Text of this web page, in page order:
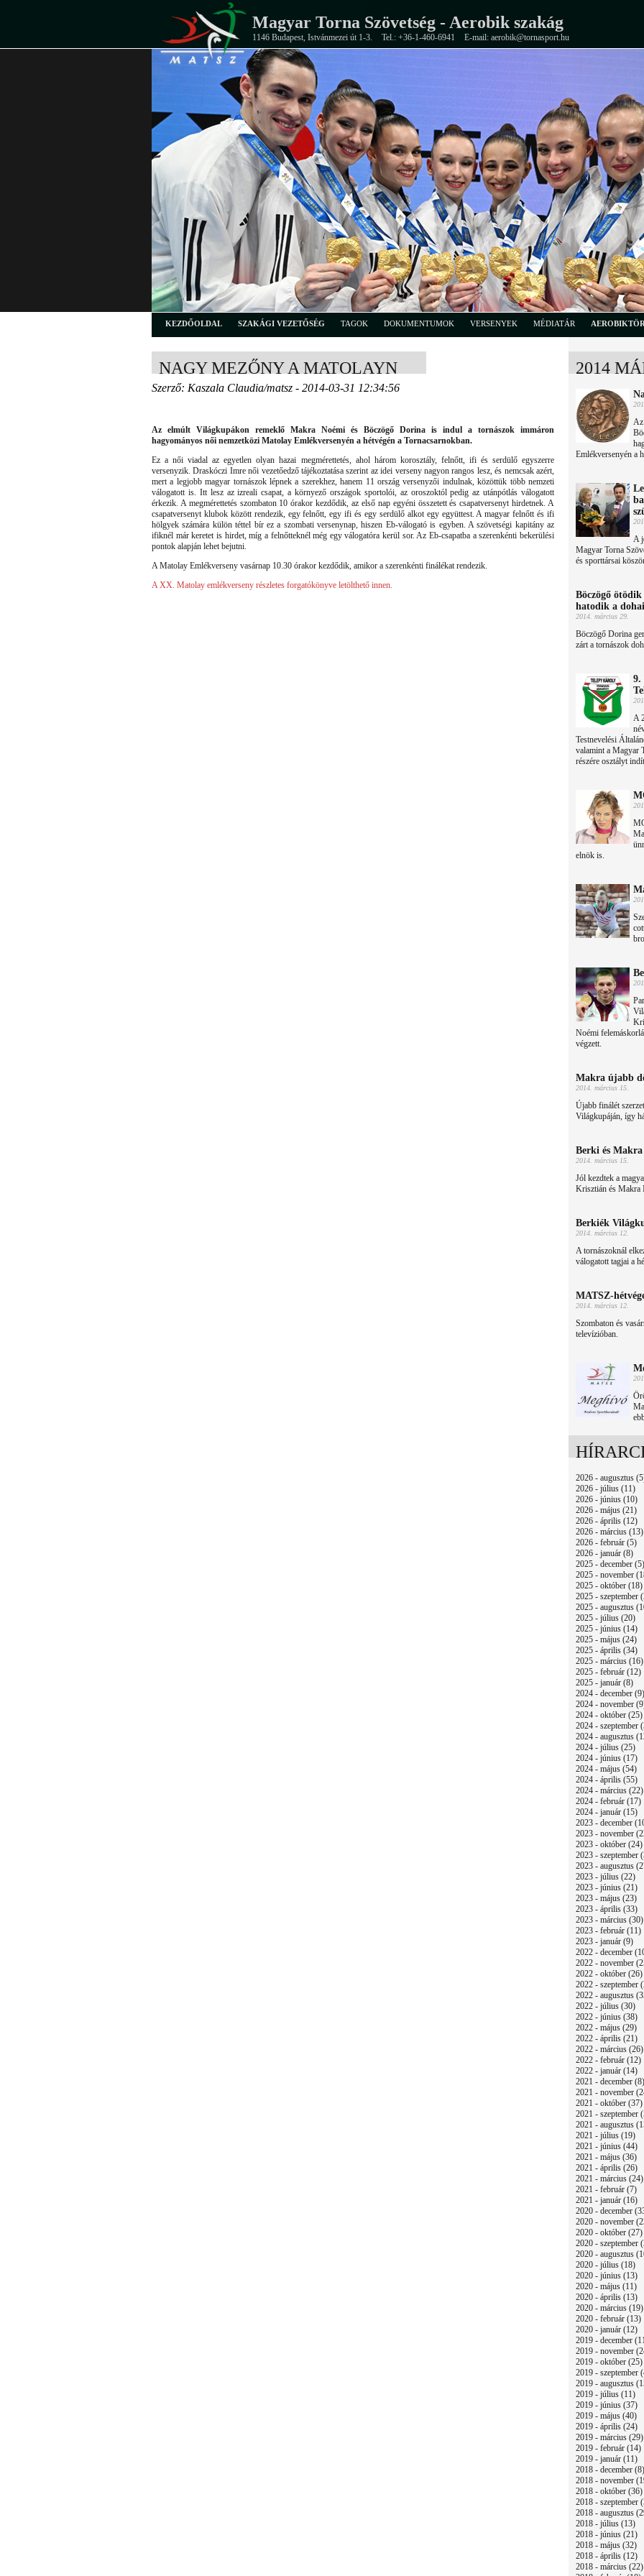
Magyar Torna Szövetség - Aerobik szakág
1146 Budapest, Istvánmezei út 1-3. Tel.: +36-1-460-6941 E-mail: aerobik@tornasport.hu
KEZDŐOLDAL SZAKÁGI VEZETŐSÉG TAGOK DOKUMENTUMOK VERSENYEK MÉDIATÁR
NAGY MEZŐNY A MATOLAYN
Szerző: Kaszala Claudia/matsz - 2014-03-31 12:34:56
Az elmúlt Világkupákon remeklő Makra Noémi és Böczögő Dorina is indul a tornászok immáron
hagyományos női nemzetközi Matolay Emlékversenyén a hétvégén a Tornacsarnokban.
Ez a női viadal az egyetlen olyan hazai megmérettetés, ahol három korosztály, felnőtt, ifi és serdülő egyszerre
versenyzik. Draskóczi Imre női vezetőedző tájékoztatása szerint az idei verseny nagyon rangos lesz, és nemcsak azért,
mert a legjobb magyar tornászok lépnek a szerekhez, hanem 11 ország versenyzői indulnak, közöttük több nemzeti
válogatott is. Itt lesz az izreali csapat, a környező országok sportolói, az oroszoktól pedig az utánpótlás válogatott
érkezik. A megmérettetés szombaton 10 órakor kezdődik, az első nap egyéni összetett és csapatversenyt hirdetnek. A
csapatversenyt klubok között rendezik, egy felnőtt, egy ifi és egy serdülő alkot egy együttest. A magyar felnőtt és ifi
hölgyek számára külön téttel bír ez a szombati versenynap, hiszen Eb-válogató is egyben. A szövetségi kapitány az
ifiknél már keretet is hirdet, míg a felnőtteknél még egy válogatóra kerül sor. Az Eb-csapatba a szerenkénti bekerülési
pontok alapján lehet bejutni.
A Matolay Emlékverseny vasárnap 10.30 órakor kezdődik, amikor a szerenkénti finálékat rendezik.
A XX. Matolay emlékverseny részletes forgatókönyve letölthető innen.
2014
Az
Emlékversenyén a
A
Magyar Torna
és sporttársai
Böczögő
hatodik a
2014. március 29.
Böczögő Dorina
zárt a tornászok
9.
A
Testnevelési
valamint a Magyar
részére osztályt
elnök is.
Noémi
végzett.
Makra újabb
2014. március 15.
Újabb finálét
Világkupáján, így
Berki és
2014. március 15.
Jól kezdtek a
Krisztián és Makra
Berkiék
2014. március 12.
A tornászoknál
válogatott tagjai a
MATSZ-
2014. március 12.
Szombaton és
televízióban.
2026 - augusztus
2026 - július (11)
2026 - június (10)
2026 - május (21)
2026 - április (12)
2026 - március (13)
2026 - február (5)
2026 - január (8)
2025 - december (5)
2025 - november
2025 - október (18)
2025 - szeptember
2025 - augusztus
2025 - július (20)
2025 - június (14)
2025 - május (24)
2025 - április (34)
2025 - március (16)
2025 - február (12)
2025 - január (8)
2024 - december (9)
2024 - november
2024 - október (25)
2024 - szeptember
2024 - augusztus
2024 - július (25)
2024 - június (17)
2024 - május (54)
2024 - április (55)
2024 - március (22)
2024 - február (17)
2024 - január (15)
2023 - december
2023 - november
2023 - október (24)
2023 - szeptember
2023 - augusztus
2023 - július (22)
2023 - június (21)
2023 - május (23)
2023 - április (33)
2023 - március (30)
2023 - február (11)
2023 - január (9)
2022 - december
2022 - november
2022 - október (26)
2022 - szeptember
2022 - augusztus
2022 - július (30)
2022 - június (38)
2022 - május (29)
2022 - április (21)
2022 - március (26)
2022 - február (12)
2022 - január (14)
2021 - december (8)
2021 - november
2021 - október (37)
2021 - szeptember
2021 - augusztus
2021 - július (19)
2021 - június (44)
2021 - május (36)
2021 - április (26)
2021 - március (24)
2021 - február (7)
2021 - január (16)
2020 - december
2020 - november
2020 - október (27)
2020 - szeptember
2020 - augusztus
2020 - július (18)
2020 - június (13)
2020 - május (11)
2020 - április (13)
2020 - március (19)
2020 - február (13)
2020 - január (12)
2019 - december
2019 - november
2019 - október (25)
2019 - szeptember
2019 - augusztus
2019 - július (11)
2019 - június (37)
2019 - május (40)
2019 - április (24)
2019 - március (29)
2019 - február (14)
2019 - január (11)
2018 - december (8)
2018 - november
2018 - október (36)
2018 - szeptember
2018 - augusztus
2018 - július (13)
2018 - június (21)
2018 - május (32)
2018 - április (12)
2018 - március (22)